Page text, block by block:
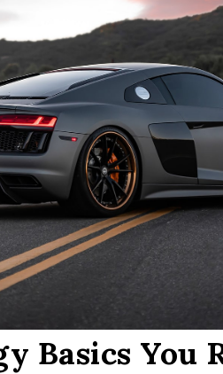
Basics You